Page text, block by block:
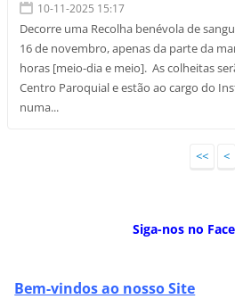
10-11-2025 15:17
Decorre uma Recolha benévola de
16 de novembro, apenas da parte da
horas [meio-dia e meio]. As colheitas
Centro Paroquial e estão ao cargo do
numa...
<< <
Siga-nos no
Bem-vindos ao nosso Site